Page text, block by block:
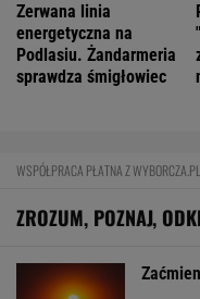
Zerwana linia
energetyczna na
Podlasiu. Żandarmeria
sprawdza śmigłowiec
WSPÓŁPRACA PŁATNA Z WYBORCZA.PL
ZROZUM, POZNAJ,